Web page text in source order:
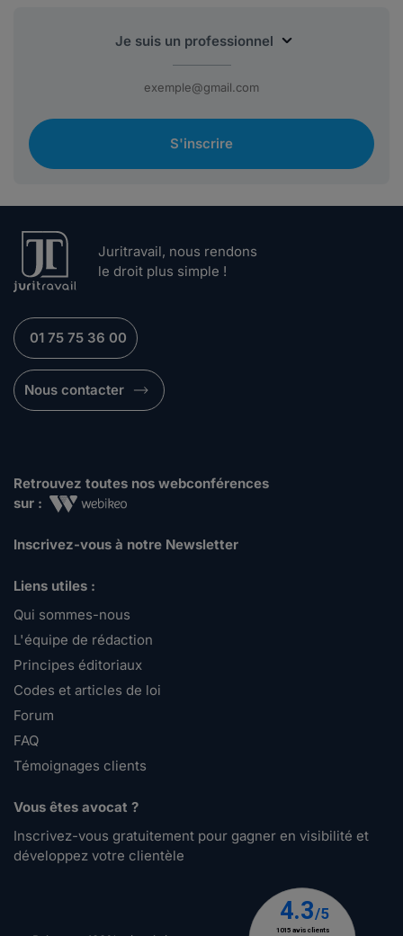
S'inscrire
Juritravail, nous rendons
le droit plus simple !
01 75 75 36 00
Nous contacter
Retrouvez toutes nos webconférences
sur :
Inscrivez-vous à notre Newsletter
Liens utiles :
Qui sommes-nous
L'équipe de rédaction
Principes éditoriaux
Codes et articles de loi
Forum
FAQ
Témoignages clients
Vous êtes avocat ?
Inscrivez-vous gratuitement pour gagner en visibilité et
développez votre clientèle